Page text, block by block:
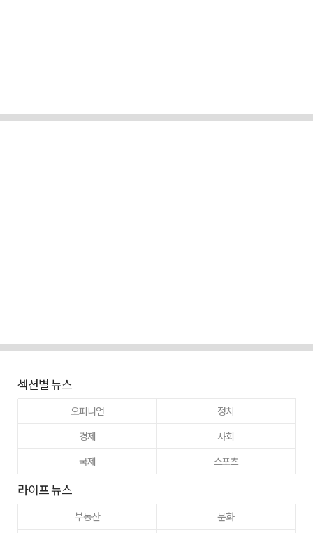
섹션별 뉴스
오피니언
정치
경제
사회
국제
스포츠
라이프 뉴스
부동산
문화